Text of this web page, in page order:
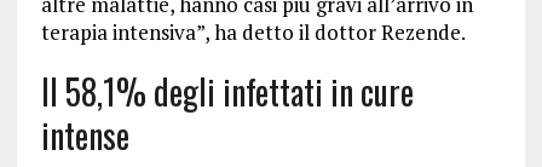
terapia intensiva”, ha detto il dottor Rezende.
Il 58,1% degli infettati in cure
intense